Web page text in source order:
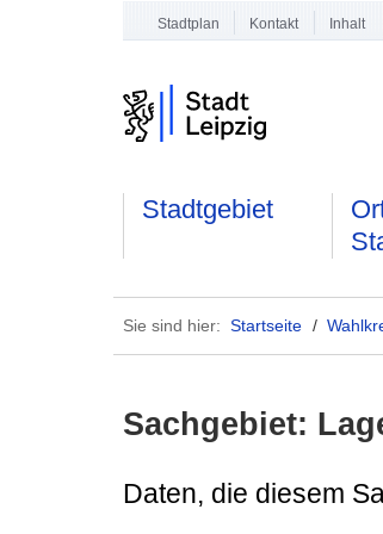
Stadtplan Kontakt Inhalt
Stadtgebiet
Sie sind hier: Startseite /
Sachgebiet:
Daten, die diesem